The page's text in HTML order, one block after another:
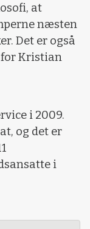
at
næsten
Det er også
for Kristian
i 2009.
og det er
i